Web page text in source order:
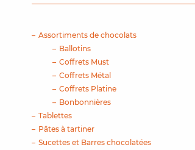
Assortiments de chocolats
Ballotins
Coffrets Must
Coffrets Métal
Coffrets Platine
Bonbonnières
Tablettes
Pâtes à tartiner
Sucettes et Barres chocolatées